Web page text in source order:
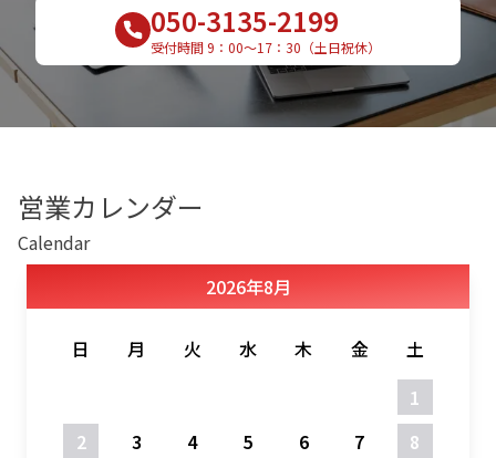
050-3135-2199
受付時間 9：00〜17：30（土日祝休）
営業カレンダー
Calendar
2026年8月
日 月 火 水 木 金
土
1
2
3 4 5 6 7
8